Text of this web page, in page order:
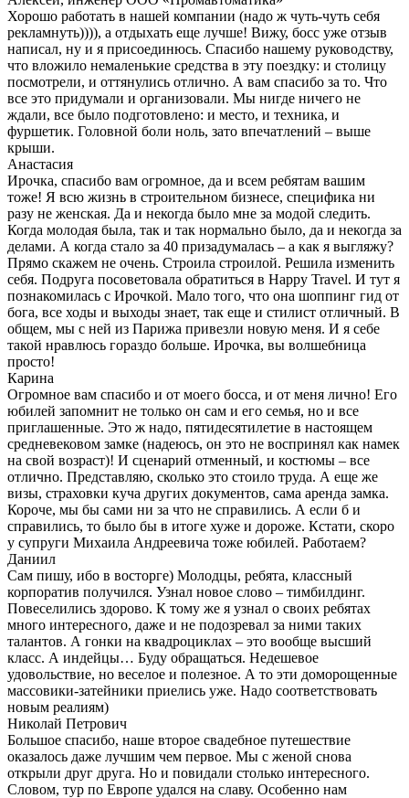
Хорошо работать в нашей компании (надо ж чуть-чуть себя
рекламнуть)))), а отдыхать еще лучше! Вижу, босс уже отзыв
написал, ну и я присоединюсь. Спасибо нашему руководству,
что вложило немаленькие средства в эту поездку: и столицу
посмотрели, и оттянулись отлично. А вам спасибо за то. Что
все это придумали и организовали. Мы нигде ничего не
ждали, все было подготовлено: и место, и техника, и
фуршетик. Головной боли ноль, зато впечатлений – выше
крыши.
Анастасия
Ирочка, спасибо вам огромное, да и всем ребятам вашим
тоже! Я всю жизнь в строительном бизнесе, специфика ни
разу не женская. Да и некогда было мне за модой следить.
Когда молодая была, так и так нормально было, да и некогда за
делами. А когда стало за 40 призадумалась – а как я выгляжу?
Прямо скажем не очень. Строила строилой. Решила изменить
себя. Подруга посоветовала обратиться в Happy Travel. И тут я
познакомилась с Ирочкой. Мало того, что она шоппинг гид от
бога, все ходы и выходы знает, так еще и стилист отличный. В
общем, мы с ней из Парижа привезли новую меня. И я себе
такой нравлюсь гораздо больше. Ирочка, вы волшебница
просто!
Карина
Огромное вам спасибо и от моего босса, и от меня лично! Его
юбилей запомнит не только он сам и его семья, но и все
приглашенные. Это ж надо, пятидесятилетие в настоящем
средневековом замке (надеюсь, он это не воспринял как намек
на свой возраст)! И сценарий отменный, и костюмы – все
отлично. Представляю, сколько это стоило труда. А еще же
визы, страховки куча других документов, сама аренда замка.
Короче, мы бы сами ни за что не справились. А если б и
справились, то было бы в итоге хуже и дороже. Кстати, скоро
у супруги Михаила Андреевича тоже юбилей. Работаем?
Даниил
Сам пишу, ибо в восторге) Молодцы, ребята, классный
корпоратив получился. Узнал новое слово – тимбилдинг.
Повеселились здорово. К тому же я узнал о своих ребятах
много интересного, даже и не подозревал за ними таких
талантов. А гонки на квадроциклах – это вообще высший
класс. А индейцы… Буду обращаться. Недешевое
удовольствие, но веселое и полезное. А то эти доморощенные
массовики-затейники приелись уже. Надо соответствовать
новым реалиям)
Николай Петрович
Большое спасибо, наше второе свадебное путешествие
оказалось даже лучшим чем первое. Мы с женой снова
открыли друг друга. Но и повидали столько интересного.
Словом, тур по Европе удался на славу. Особенно нам